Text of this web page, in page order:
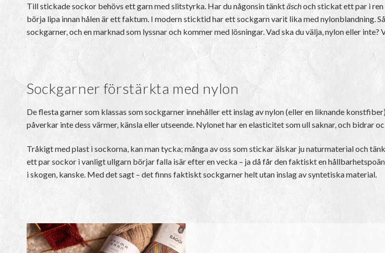
Till stickade sockor behövs ett garn med slitstyrka. Har du någonsin tänktäschoch stickat ett par i
börja lipa innan hålen är ett faktum. I modern sticktid har ett sockgarn varit lika med nylonblandning.
sockgarner, och en marknad som lyssnar och kommer med lösningar. Vad ska du välja, nylon eller
Sockgarner förstärkta med nylon
De flesta garner som klassas som sockgarner innehåller ett inslag av nylon (eller en liknande
påverkar inte dess värmer, känsla eller utseende. Nylonet har en elasticitet som ull saknar, och bidrar
Tråkigt med plast i sockorna, kan man tycka; många av oss som stickar älskar ju naturmaterial och
ett par sockor i vanligt ullgarn börjar falla isär efter en vecka – ja då får den faktiskt en
i skogen, kanske. Med det sagt – det finns faktiskt sockgarner helt utan inslag av syntetiska material.